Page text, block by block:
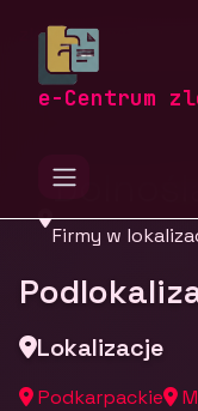
e-Centrum
zlewozmywaki-
Firmy z
Firmy w
Lokalizacje
Podkarpackie